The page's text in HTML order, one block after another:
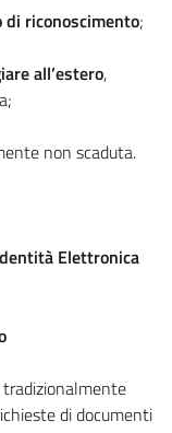
di riconoscimento;
all’estero,
non scaduta.
Elettronica
tradizionalmente
di documenti